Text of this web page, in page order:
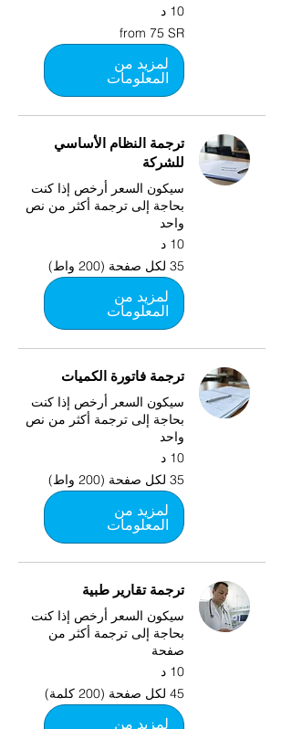
10 د
from
75
SR
from 75 SR
لمزيد من
المعلومات
ترجمة النظام الأساسي
للشركة
سيكون السعر أرخص إذا كنت
بحاجة إلى ترجمة أكثر من نص
واحد
10 د
35
لكل
صفحة
(200
واط)
35 لكل صفحة (200 واط)
لمزيد من
المعلومات
ترجمة فاتورة الكميات
سيكون السعر أرخص إذا كنت
بحاجة إلى ترجمة أكثر من نص
واحد
10 د
35
لكل
صفحة
(200
واط)
35 لكل صفحة (200 واط)
لمزيد من
المعلومات
ترجمة تقارير طبية
سيكون السعر أرخص إذا كنت
بحاجة إلى ترجمة أكثر من
صفحة
10 د
45
لكل
صفحة
(200
45 لكل صفحة (200 كلمة)
لمزيد من